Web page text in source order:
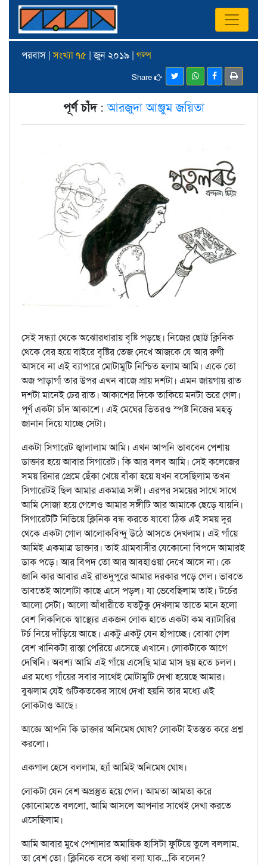
পরবাস |সংখ্যা ৭৫ | জুন ২০১৯ | গল্প
Share
পূর্ণ চাঁদ:আরজুদা আঞ্জুম জয়িতা
সেই সন্ধ্যা থেকে অঝোরধারায় বৃষ্টি পড়ছে। নিজের ছোট্ট ক্লিনিক
থেকে বের হয়ে বাইরে বৃষ্টির তেজ দেখে আজকে যে আর রুগী
আসবে না এই ব্যাপারে মোটামুটি নিশ্চিত হলাম আমি। একে তো
অজ পাড়াগাঁ তার উপর এখন বাজে প্রায় দশটা। এমন জায়গায় রাত
দশটা মানেই ঢের রাত। আকাশের দিকে তাকিয়ে মনটা ভরে গেল।
পূর্ণ একটা চাঁদ আকাশে। এই মেঘের ভিতরও স্পষ্ট নিজের মহত্ব
জানান দিয়ে যাচ্ছে সেটা।
একটা সিগারেট জ্বালালাম আমি। এখন আপনি ভাববেন পেশায়
ডাক্তার হয়ে আবার সিগারেট। কি আর বলব আমি। সেই কলেজের
সময় রিনার প্রেমে ছেঁকা খেয়ে বাঁকা হয়ে যখন বসেছিলাম তখন
সিগারেটই ছিল আমার একমাত্র সঙ্গী। এরপর সময়ের সাথে সাথে
আমি সোজা হয়ে গেলেও আমার সঙ্গীটি আর আমাকে ছেড়ে যায়নি।
সিগারেটটি নিভিয়ে ক্লিনিক বন্ধ করতে যাবো ঠিক এই সময় দূর
থেকে একটা গোল আলোকবিন্দু উঠে আসতে দেখলাম। এই গাঁয়ে
আমিই একমাত্র ডাক্তার। তাই গ্রামবাসীর যেকোনো বিপদে আমারই
ডাক পড়ে। আর বিপদ তো আর আবহাওয়া দেখে আসে না। কে
জানি কার আবার এই রাতদুপুরে আমার দরকার পড়ে গেল। ভাবতে
ভাবতেই আলোটা কাছে এসে পড়ল। যা ভেবেছিলাম তাই। টর্চের
আলো সেটা। আলো আঁধারীতে যতটুকু দেখলাম তাতে মনে হলো
বেশ লিকলিকে স্বাস্থ্যের একজন লোক হাতে একটা কম ব্যাটারির
টর্চ নিয়ে দাঁড়িয়ে আছে। একটু একটু যেন হাঁপাচ্ছে। বোঝা গেল
বেশ খানিকটা রাস্তা পেরিয়ে এসেছে এখানে। লোকটাকে আগে
দেখিনি। অবশ্য আমি এই গাঁয়ে এসেছি মাত্র মাস ছয় হতে চলল।
এর মধ্যে গাঁয়ের সবার সাথেই মোটামুটি দেখা হয়েছে আমার।
বুঝলাম যেই গুটিকতকের সাথে দেখা হয়নি তার মধ্যে এই
লোকটাও আছে।
আজ্ঞে আপনি কি ডাক্তার অনিমেষ ঘোষ? লোকটা ইতস্তত করে প্রশ্ন
করলো।
একগাল হেসে বললাম, হ্যাঁ আমিই অনিমেষ ঘোষ।
লোকটা যেন বেশ অপ্রস্তুত হয়ে গেল। আমতা আমতা করে
কোনোমতে বললো, আমি আসলে আপনার সাথেই দেখা করতে
এসেছিলাম।
আমি আবার মুখে পেশাদার অমায়িক হাসিটা ফুটিয়ে তুলে বললাম,
তা বেশ তো। ক্লিনিকে বসে কথা বলা যাক...কি বলেন?